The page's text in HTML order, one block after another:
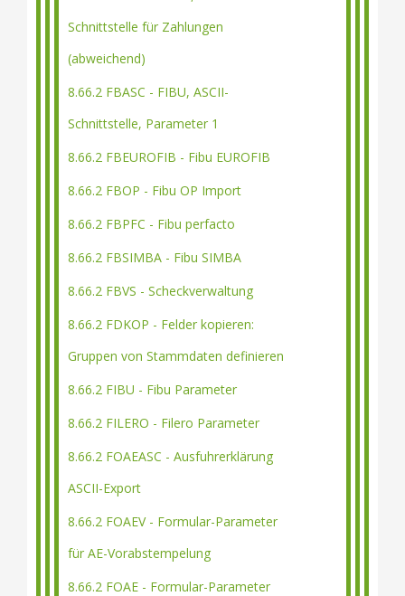
Schnittstelle für Zahlungen
(abweichend)
8.66.2 FBASC - FIBU, ASCII-
Schnittstelle, Parameter 1
8.66.2 FBEUROFIB - Fibu EUROFIB
8.66.2 FBOP - Fibu OP Import
8.66.2 FBPFC - Fibu perfacto
8.66.2 FBSIMBA - Fibu SIMBA
8.66.2 FBVS - Scheckverwaltung
8.66.2 FDKOP - Felder kopieren:
Gruppen von Stammdaten definieren
8.66.2 FIBU - Fibu Parameter
8.66.2 FILERO - Filero Parameter
8.66.2 FOAEASC - Ausfuhrerklärung
ASCII-Export
8.66.2 FOAEV - Formular-Parameter
für AE-Vorabstempelung
8.66.2 FOAE - Formular-Parameter